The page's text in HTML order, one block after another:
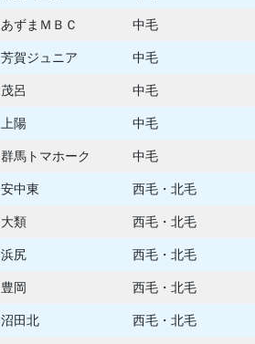
あずまＭＢＣ 中毛
芳賀ジュニア 中毛
茂呂 中毛
上陽 中毛
群馬トマホーク 中毛
安中東 西毛・北毛
大類 西毛・北毛
浜尻 西毛・北毛
豊岡 西毛・北毛
沼田北 西毛・北毛